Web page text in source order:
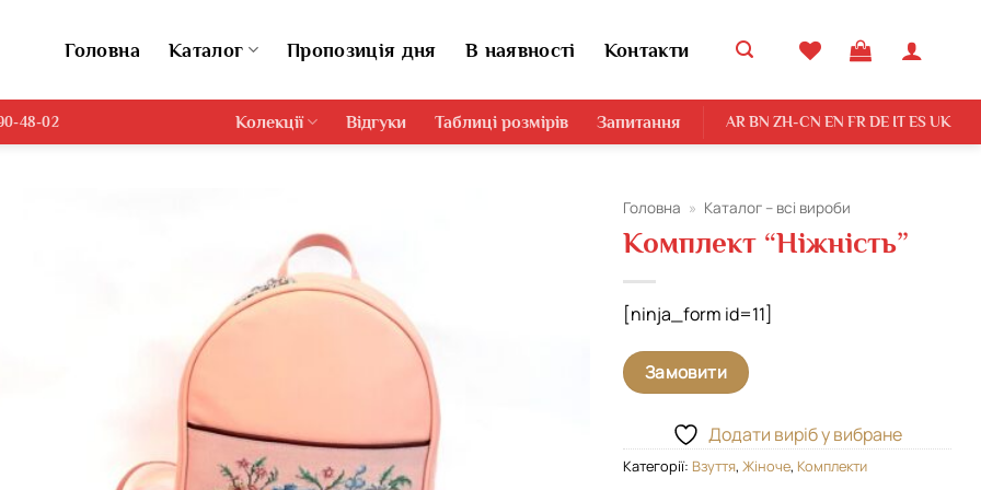
Головна Каталог Пропозиція дня В наявності Контакти
48-02 Колекції Відгуки Таблиці розмірів Запитання AR BN ZH-CN EN FR DE IT ES UK
Головна » Каталог – всі вироби
Комплект “Ніжність”
[ninja_form id=11]
Замовити
Додати виріб у вибране
Категорії: Взуття, Жіноче, Комплекти